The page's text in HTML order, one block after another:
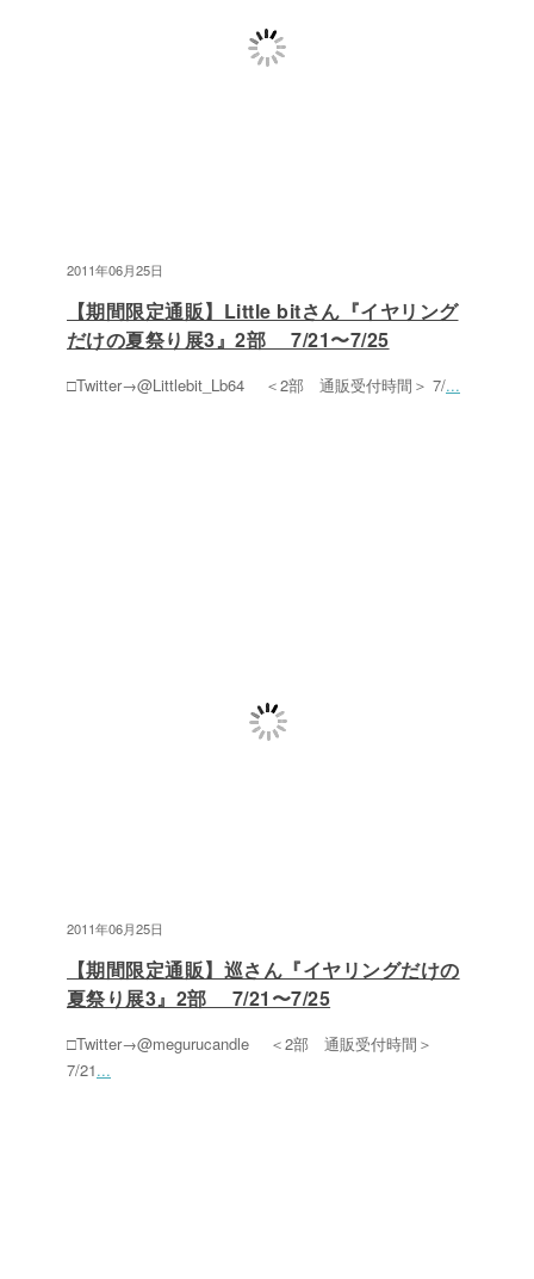
2011年06月25日
【期間限定通販】Little bitさん『イヤリング
だけの夏祭り展3』2部 7/21〜7/25
□Twitter→@Littlebit_Lb64 ＜2部 通販受付時間＞ 7/...
2011年06月25日
【期間限定通販】巡さん『イヤリングだけの
夏祭り展3』2部 7/21〜7/25
□Twitter→@megurucandle ＜2部 通販受付時間＞
7/21...